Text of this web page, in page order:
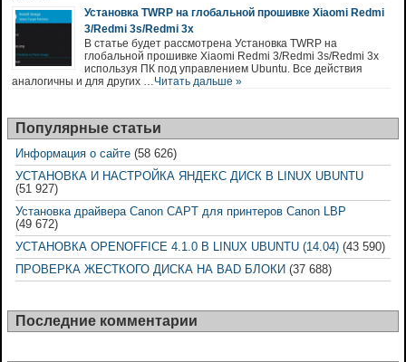
Установка TWRP на глобальной прошивке Xiaomi Redmi
3/Redmi 3s/Redmi 3x
В статье будет рассмотрена Установка TWRP на
глобальной прошивке Xiaomi Redmi 3/Redmi 3s/Redmi 3x
используя ПК под управлением Ubuntu. Все действия
аналогичны и для других … Читать дальше »
Популярные статьи
Информация о сайте (58 626)
УСТАНОВКА И НАСТРОЙКА ЯНДЕКС ДИСК В LINUX UBUNTU
(51 927)
Установка драйвера Canon CAPT для принтеров Canon LBP
(49 672)
УСТАНОВКА OPENOFFICE 4.1.0 В LINUX UBUNTU (14.04) (43 590)
ПРОВЕРКА ЖЕСТКОГО ДИСКА НА BAD БЛОКИ (37 688)
Последние комментарии